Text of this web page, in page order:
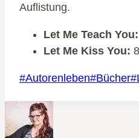
Auflistung.
Let Me Teach You:
Let Me Kiss You:
Schlagworte:
#Autorenleben#Bücher#